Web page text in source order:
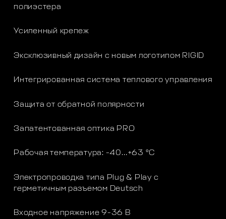
полиэстера
Усиленный крепеж
Эксклюзивный дизайн с новым логотипом RIGID
Интегрированная система теплового управления
Защита от обратной полярности
Запатентованная оптика PRO
Рабочая температура: -40…+63 °C
Электропроводка типа Plug & Play с
герметичным разъемом Deutsch
Входное напряжение 9-36 В